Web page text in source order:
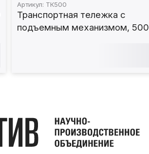
Артикул: ТК500
Транспортная тележка с
подъемным механизмом, 500